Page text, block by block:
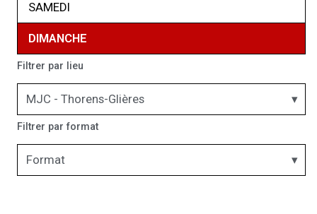
SAMEDI
DIMANCHE
Filtrer par lieu
MJC - Thorens-Glières
Filtrer par format
Format